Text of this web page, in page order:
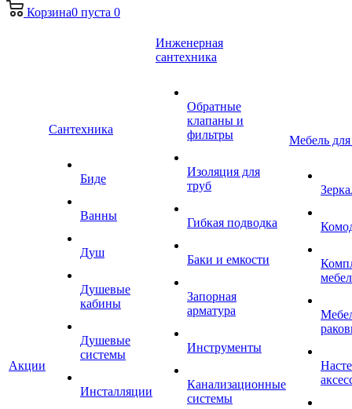
Корзина0 пуста 0
Акции
Сантехника
Биде
Ванны
Душ
Душевые
кабины
Душевые
системы
Инсталляции
Инженерная
сантехника
Обратные
клапаны и
фильтры
Изоляция для
труб
Гибкая подводка
Баки и емкости
Запорная
арматура
Инструменты
Канализационные
системы
Мебель